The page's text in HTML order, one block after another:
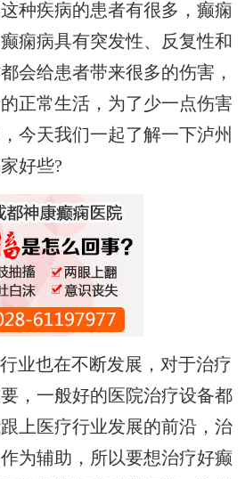
种疾病的患者有很多，癫痫
痫病具有突发性、反复性和
会给患者带来很多的伤害，
正常生活，为了少一点伤害
今天我们一起了解一下泸州
好些?
业也在不断发展，对于治疗
，一般好的医院治疗设备都
上医疗行业发展的前沿，治
为辅助，所以要想治疗好癫